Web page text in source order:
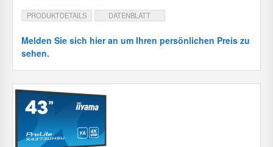
PRODUKTDETAILS DATENBLATT
Melden Sie sich hier an um Ihren persönlichen Preis zu
sehen.